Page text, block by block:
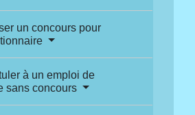
un concours pour
à un emploi de
sans concours